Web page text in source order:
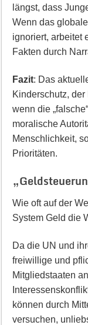
längst, dass
Wenn das
ignoriert, arbeitet
Fakten durch
Fazit: Das
Kinderschutz,
wenn die
moralische
Menschlichkeit,
Prioritäten.
Wie oft auf der
System Geld die
Da die UN und
freiwillige und
Mitgliedstaaten
können durch
versuchen,